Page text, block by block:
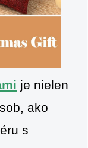
je nielen
ako
s